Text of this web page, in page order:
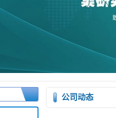
公司动态